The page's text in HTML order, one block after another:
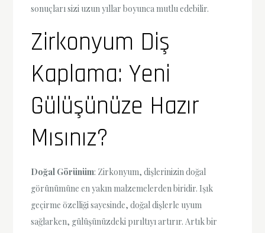
sonuçları sizi uzun yıllar boyunca mutlu edebilir.
Zirkonyum Diş
Kaplama: Yeni
Gülüşünüze Hazır
Mısınız?
Doğal Görünüm: Zirkonyum, dişlerinizin doğal
görünümüne en yakın malzemelerden biridir. Işık
geçirme özelliği sayesinde, doğal dişlerle uyum
sağlarken, gülüşünüzdeki pırıltıyı artırır. Artık bir